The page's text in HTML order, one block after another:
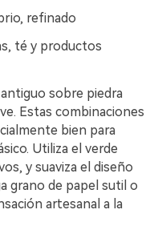
refinado
té y productos
sobre piedra
Estas combinaciones
bien para
Utiliza el verde
y suaviza el diseño
grano de papel sutil o
artesanal a la